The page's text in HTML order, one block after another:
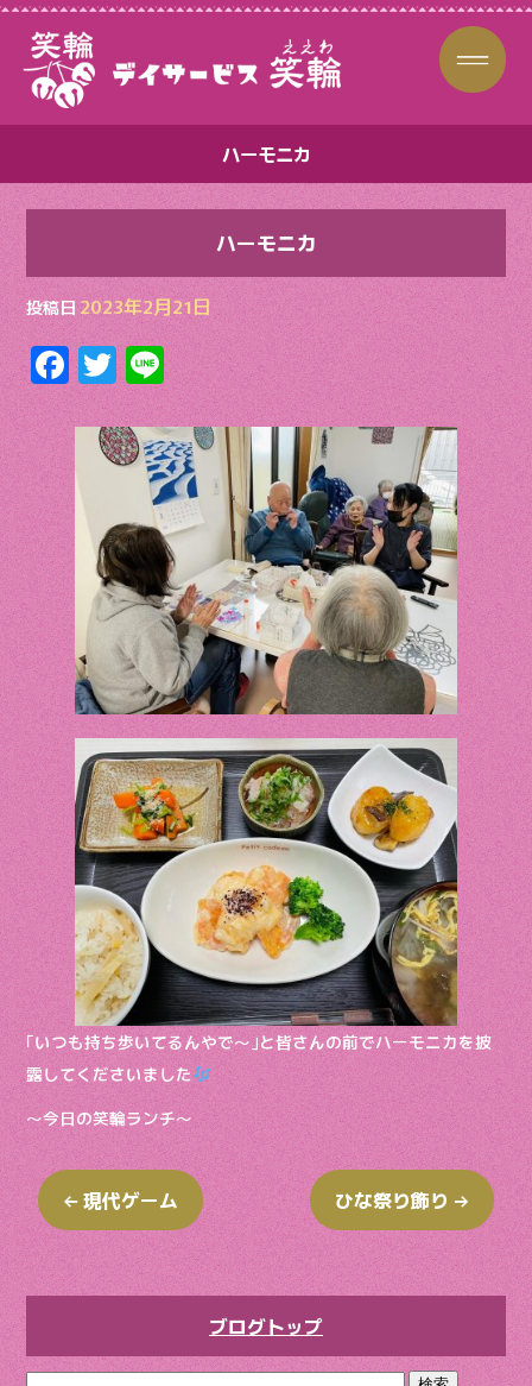
ハーモニカ
ハーモニカ
投稿日 2023年2月21日
F
ac
e
b
o
o
k
T
w
itt
er
Li
n
e
｢いつも持ち歩いてるんやで〜｣と皆さんの前でハーモニカを披
露してくださいました
〜今日の笑輪ランチ〜
←現代ゲーム ひな祭り飾り →
ブログトップ